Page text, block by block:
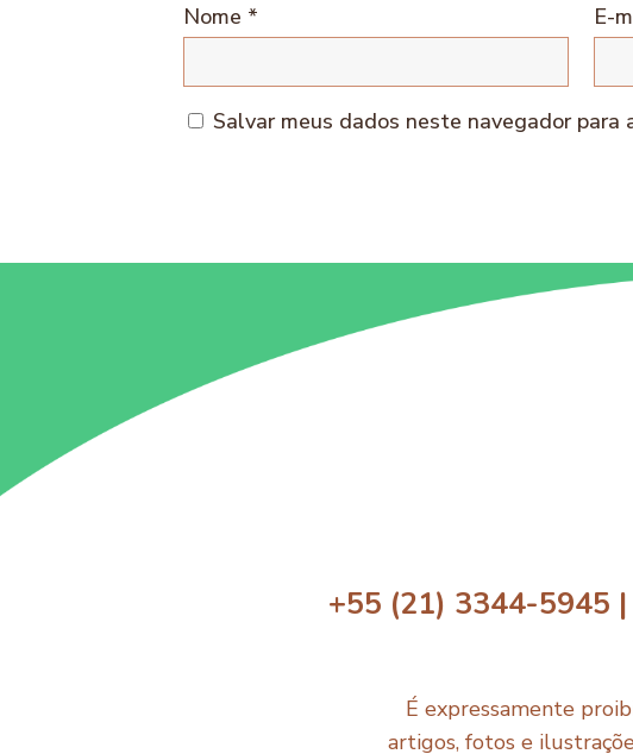
Nome * E-
Salvar meus dados neste navegador para
+55 (21) 3344-5945
É expressamente
artigos, fotos e